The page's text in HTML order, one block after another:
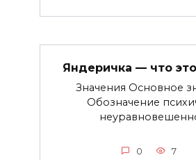
Яндеричка — что
Значения Основное
Обозначение
0 7